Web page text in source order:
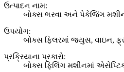
ઉત્પાદન નામ:
બોક્સ ભરવા અને પેકેજિંગ
ઉપયોગ:
બોક્સ ફિલરમાં જ્યુસ, વાઇન,
પ્રક્રિયાના પ્રકારો:
બોક્સ ફિલિંગ મશીનમાં